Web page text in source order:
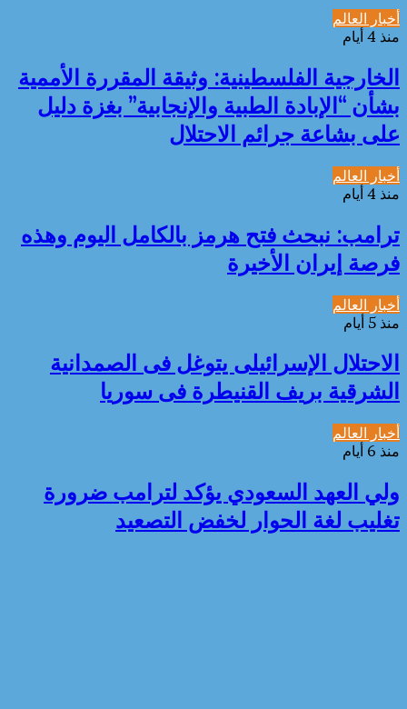
أخبار العالم
منذ 4 أيام
الخارجية الفلسطينية: وثيقة المقررة الأممية
بشأن “الإبادة الطبية والإنجابية” بغزة دليل
على بشاعة جرائم الاحتلال
أخبار العالم
منذ 4 أيام
ترامب: نبحث فتح هرمز بالكامل اليوم وهذه
فرصة إيران الأخيرة
أخبار العالم
منذ 5 أيام
الاحتلال الإسرائيلى يتوغل فى الصمدانية
الشرقية بريف القنيطرة فى سوريا
أخبار العالم
منذ 6 أيام
ولي العهد السعودي يؤكد لترامب ضرورة
تغليب لغة الحوار لخفض التصعيد